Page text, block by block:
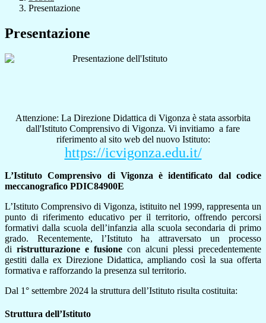
Presentazione
Presentazione
Attenzione: La Direzione Didattica di Vigonza è stata assorbita
dall'Istituto Comprensivo di Vigonza. Vi invitiamo a fare
riferimento al sito web del nuovo Istituto:
https://icvigonza.edu.it/
L’Istituto Comprensivo di Vigonza è identificato dal codice
meccanografico PDIC84900E
L’Istituto Comprensivo di Vigonza, istituito nel 1999, rappresenta un
punto di riferimento educativo per il territorio, offrendo percorsi
formativi dalla scuola dell’infanzia alla scuola secondaria di primo
grado. Recentemente, l’Istituto ha attraversato un processo
di ristrutturazione e fusione con alcuni plessi precedentemente
gestiti dalla ex Direzione Didattica, ampliando così la sua offerta
formativa e rafforzando la presenza sul territorio.
Dal 1° settembre 2024 la struttura dell’Istituto risulta costituita:
Struttura dell’Istituto